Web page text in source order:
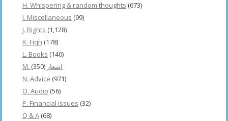
H. Whispering & random thoughts (673)
I. Miscellaneous (99)
J. Rights (1,128)
K. Fiqh (178)
L. Books (140)
M. اشعار (350)
N. Advice (971)
O. Audio (56)
P. Financial issues (32)
Q & A (68)